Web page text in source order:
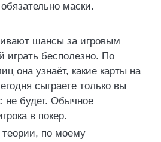
маски.
шансы за игровым
играть бесполезно. По
она узнаёт, какие карты на
сыграете только вы
не будет. Обычное
в покер.
по моему